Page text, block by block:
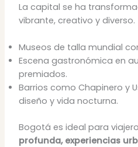
La capital se ha
vibrante, creativo y diverso.
Museos de talla mundial
Escena gastronómica en
premiados.
Barrios como Chapinero y
diseño y vida nocturna.
Bogotá es ideal para
profunda, experiencias